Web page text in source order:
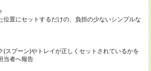
位置にセットするだけの、負担の少ないシンプルな
(スプーン)やトレイが正しくセットされているかを
当者へ報告